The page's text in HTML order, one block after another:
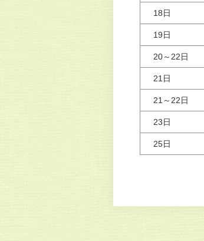
18日
19日
20～22日
21日
21～22日
23日
25日